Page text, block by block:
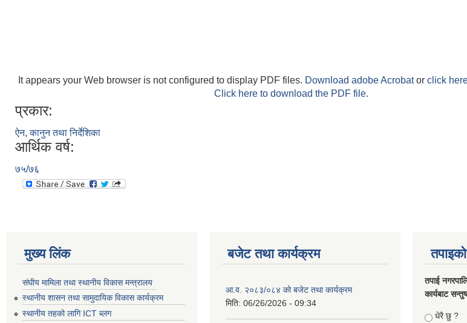
It appears your Web browser is not configured to display PDF files. Download adobe Acrobator click
Click here to download the PDF file.
प्रकार:
ऐन, कानुन तथा निर्देशिका
आर्थिक वर्ष:
७५/७६
मुख्य लिंक
संघीय मामिला तथा स्थानीय विकास मन्त्रालय
स्थानीय शासन तथा सामुदायिक विकास कार्यक्रम
स्थानीय तहको लागि ICT ब्लग
बजेट तथा कार्यक्रम
आ.व. २०८३/०८४ को बजेट तथा कार्यक्रम
मिति: 06/26/2026 - 09:34
तपा‌ई
कार्यबाट
Choices
धेरै छु ?